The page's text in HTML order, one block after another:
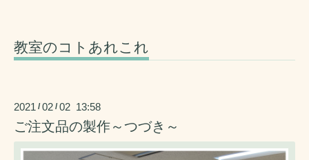
教室のコトあれこれ
2021 /02 /02 13:58
ご注文品の製作～つづき～